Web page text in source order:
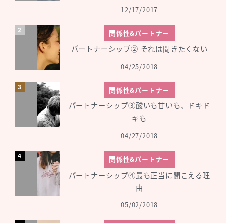
12/17/2017
関係性&パートナー
パートナーシップ② それは聞きたくない
04/25/2018
関係性&パートナー
パートナーシップ③酸いも甘いも、ドキド
キも
04/27/2018
関係性&パートナー
パートナーシップ④最も正当に聞こえる理
由
05/02/2018